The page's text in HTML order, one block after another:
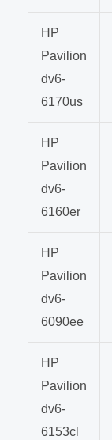
HP
Pavilion
dv6-
6170us
HP
Pavilion
dv6-
6160er
HP
Pavilion
dv6-
6090ee
HP
Pavilion
dv6-
6153cl